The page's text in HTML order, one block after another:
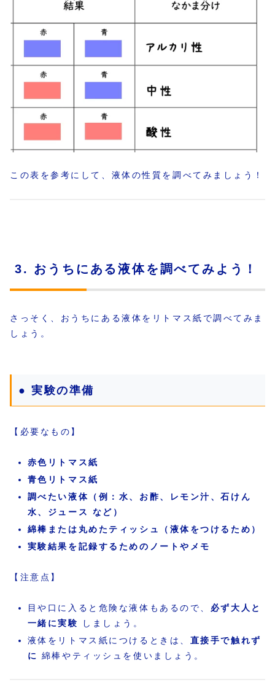
この表を参考にして、液体の性質を調べてみましょう！
3. おうちにある液体を調べてみよう！
さっそく、おうちにある液体をリトマス紙で調べてみま
しょう。
● 実験の準備
【必要なもの】
赤色リトマス紙
青色リトマス紙
調べたい液体（例：水、お酢、レモン汁、石けん
水、ジュース など）
綿棒または丸めたティッシュ（液体をつけるため）
実験結果を記録するためのノートやメモ
【注意点】
目や口に入ると危険な液体もあるので、 必ず大人と
一緒に実験
しましょう。
液体をリトマス紙につけるときは、 直接手で触れず
に
綿棒やティッシュを使いましょう。